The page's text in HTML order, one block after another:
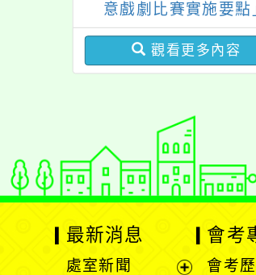
意戲劇比賽實施要點
修正內容對照表
觀看更多內容
最新消息
處室新聞
會考
會考